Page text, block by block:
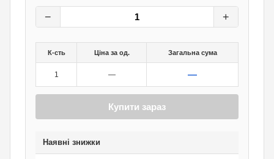
− +
К-сть Ціна за од. Загальна сума
1 — —
Купити зараз
Наявні знижки